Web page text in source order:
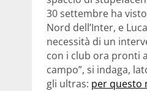
30 settembre ha
Nord dell’Inter, e
necessità di un
con i club ora pronti
campo”, si indaga,
gli ultras: per questo